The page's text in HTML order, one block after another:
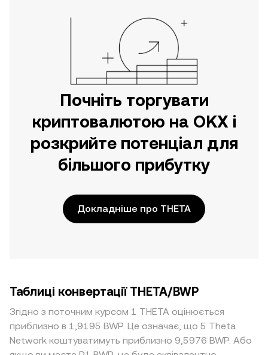
Почніть торгувати
криптовалютою на OKX і
розкрийте потенціал для
більшого прибутку
Докладніше про THETA
Таблиці конвертації THETA/BWP
Згідно з поточним курсом 1 THETA оцінюється
приблизно в 1,9195 BWP. Це означає, що 5 Theta
Network коштуватимуть приблизно 9,5976 BWP. Або